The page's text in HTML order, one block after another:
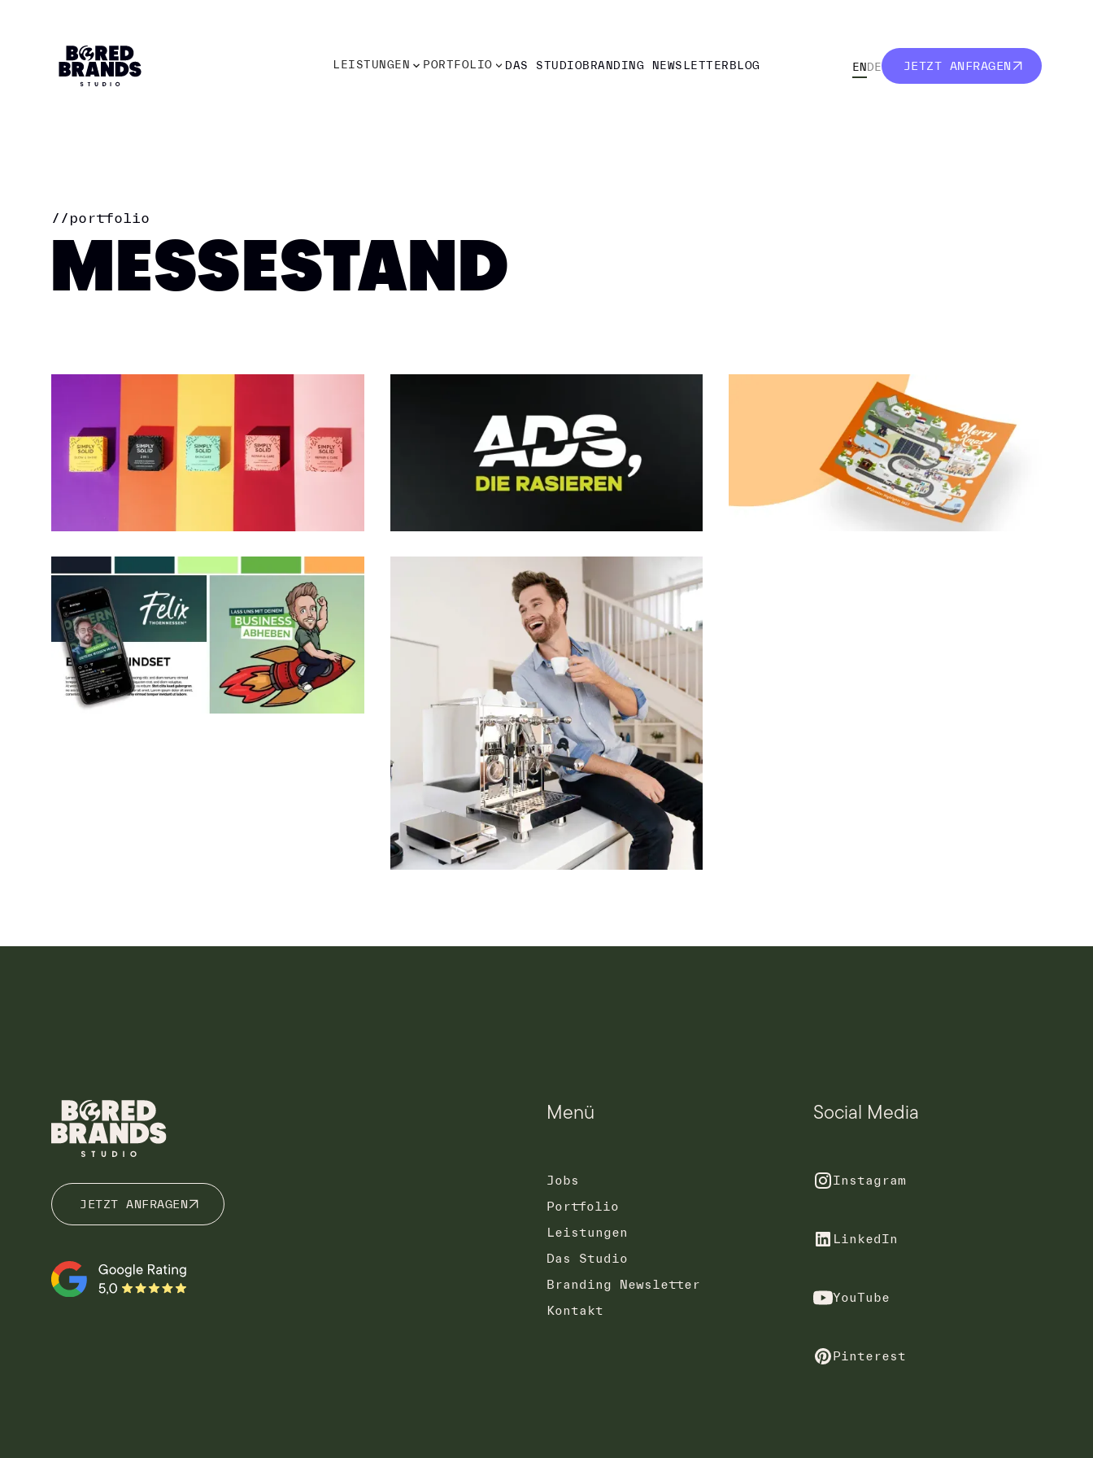
LEISTUNGEN
PORTFOLIO
DAS STUDIOBRANDING NEWSLETTER BLOG
ENDE
JETZT ANFRAGEN
// portfolio
MESSESTAND
JETZT ANFRAGEN
Menü
Jobs
Portfolio
Leistungen
Das Studio
Branding Newsletter
Kontakt
Social Media
Instagram
LinkedIn
YouTube
Pinterest